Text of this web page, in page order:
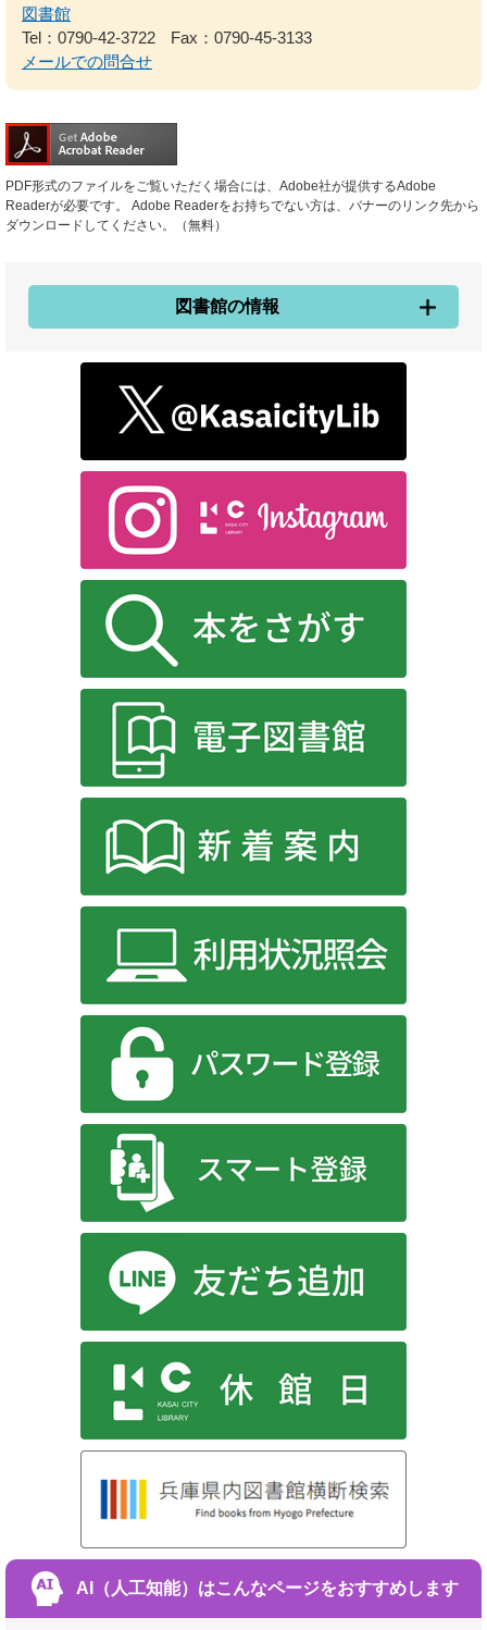
図書館
Tel：0790-42-3722
Fax：0790-45-3133
メールでの問合せ
PDF形式のファイルをご覧いただく場合には、Adobe社が提供するAdobe
Readerが必要です。
Adobe Readerをお持ちでない方は、バナーのリンク先から
ダウンロードしてください。（無料）
図書館の情報
AI（人工知能）はこんなページをおすすめします